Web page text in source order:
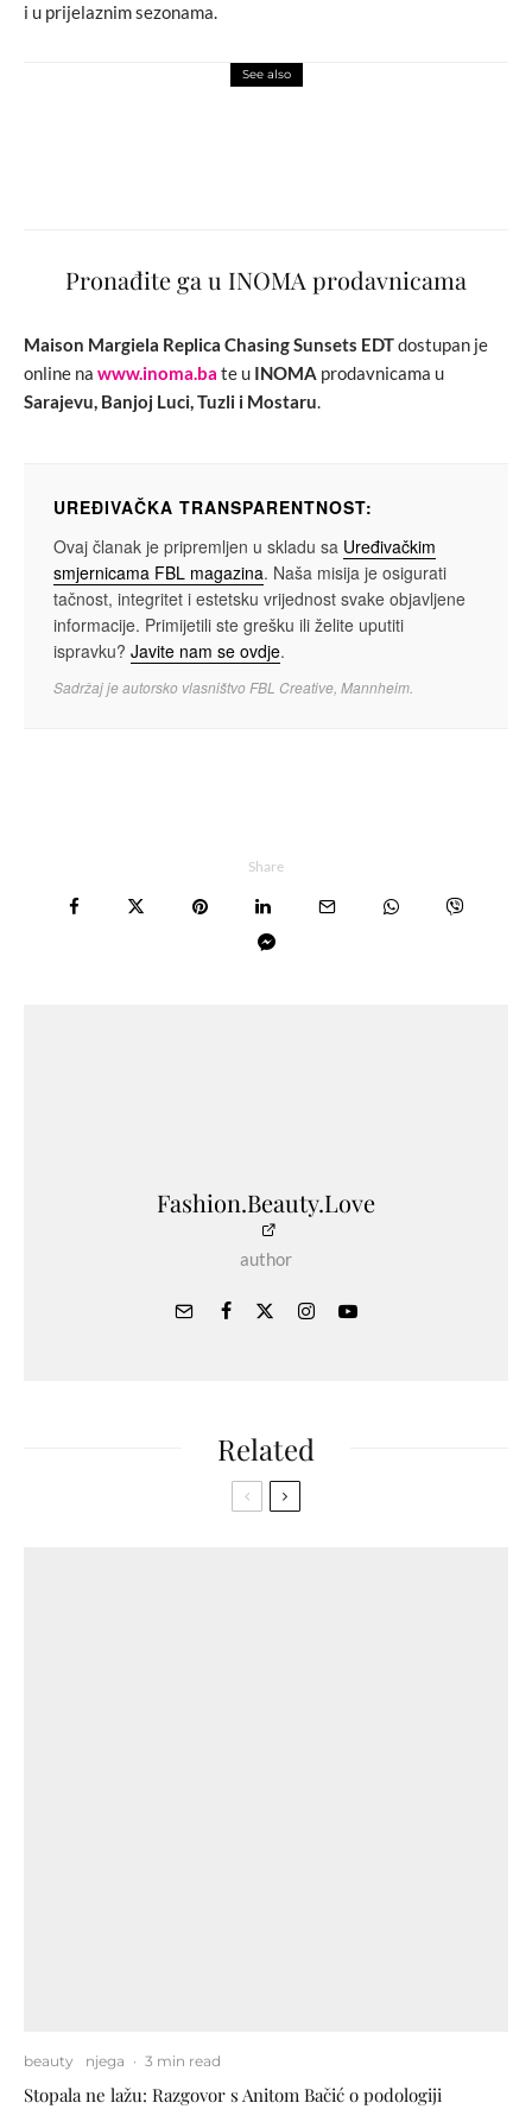
i u prijelaznim sezonama.
See also
Pronađite ga u INOMA prodavnicama
Maison Margiela Replica Chasing Sunsets EDTdostupan je
online na www.inoma.ba te u INOMA prodavnicama u
Sarajevu, Banjoj Luci, Tuzli i Mostaru.
UREĐIVAČKA TRANSPARENTNOST:
Ovaj članak je pripremljen u skladu sa Uređivačkim
smjernicama FBL magazina. Naša misija je osigurati
tačnost, integritet i estetsku vrijednost svake objavljene
informacije. Primijetili ste grešku ili želite uputiti
ispravku? Javite nam se ovdje.
Sadržaj je autorsko vlasništvo FBL Creative, Mannheim.
Share
Fashion.Beauty.Love
author
Related
beauty njega · 3 min read
Stopala ne lažu: Razgovor s Anitom Bačić o podologiji